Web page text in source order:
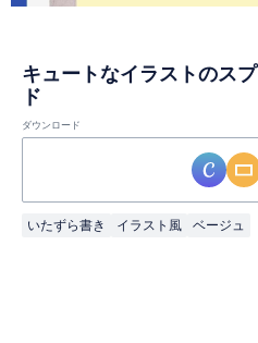
キュートなイラストのス
ド
ダウンロード
いたずら書き イラスト風 ベージュ